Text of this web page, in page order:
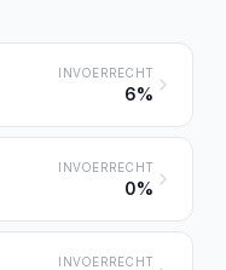
INVOERRECHT
6%
INVOERRECHT
0%
INVOERRECHT